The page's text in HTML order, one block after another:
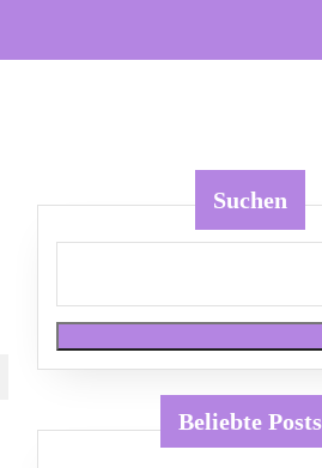
Suchen
Beliebte Posts